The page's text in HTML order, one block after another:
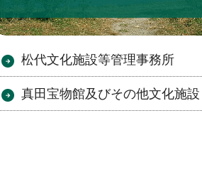
松代文化施設等管理事務所
真田宝物館及びその他文化施設